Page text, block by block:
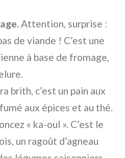
Attention, surprise :
de viande ! C’est une
à base de fromage,
brith, c’est un pain aux
aux épices et au thé.
« ka-oul ». C’est le
un ragoût d’agneau